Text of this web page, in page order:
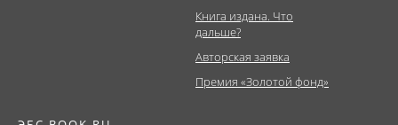
Книга издана. Что
дальше?
Авторская заявка
Премия «Золотой фонд»